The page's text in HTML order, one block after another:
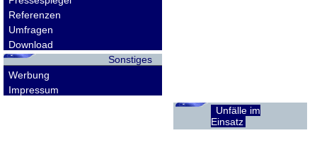
Referenzen
Umfragen
Download
Sonstiges
Werbung
Impressum
Unfälle im
Einsatz